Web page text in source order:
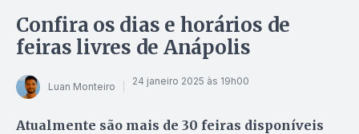
Confira os dias e horários de
feiras livres de Anápolis
Luan Monteiro 24 janeiro 2025 às 19h00
Atualmente são mais de 30 feiras disponíveis